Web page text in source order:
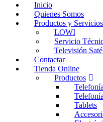
Inicio
Quienes Somos
Productos y Servicios
LOWI
Servicio
Televisión
Contactar
Tienda Online
Productos
Tablets